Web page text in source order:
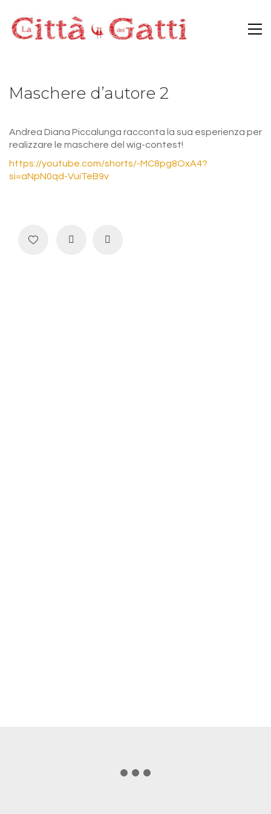
Maschere d’autore 2
Andrea Diana Piccalunga racconta la sua esperienza per
realizzare le maschere del wig-contest!
https://youtube.com/shorts/-MC8pg8OxA4?
si=aNpN0qd-VuiTeB9v